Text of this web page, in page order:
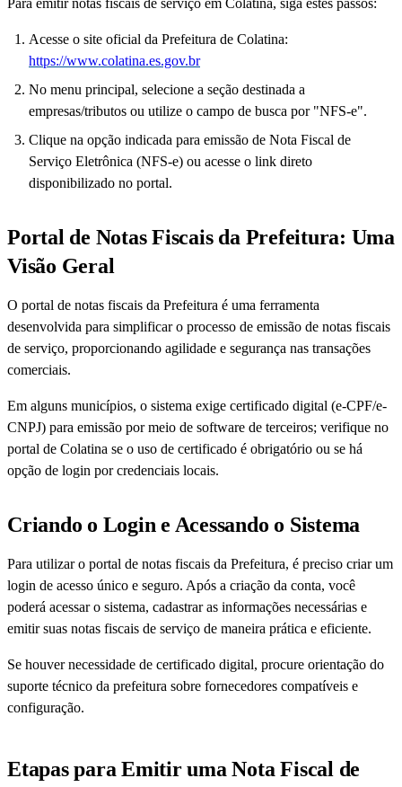
Para emitir notas fiscais de serviço em Colatina, siga estes passos:
Acesse o site oficial da Prefeitura de Colatina:
https://www.colatina.es.gov.br
No menu principal, selecione a seção destinada a
empresas/tributos ou utilize o campo de busca por "NFS-e".
Clique na opção indicada para emissão de Nota Fiscal de
Serviço Eletrônica (NFS-e) ou acesse o link direto
disponibilizado no portal.
Portal de Notas Fiscais da Prefeitura: Uma
Visão Geral
O portal de notas fiscais da Prefeitura é uma ferramenta
desenvolvida para simplificar o processo de emissão de notas fiscais
de serviço, proporcionando agilidade e segurança nas transações
comerciais.
Em alguns municípios, o sistema exige certificado digital (e-CPF/e-
CNPJ) para emissão por meio de software de terceiros; verifique no
portal de Colatina se o uso de certificado é obrigatório ou se há
opção de login por credenciais locais.
Criando o Login e Acessando o Sistema
Para utilizar o portal de notas fiscais da Prefeitura, é preciso criar um
login de acesso único e seguro. Após a criação da conta, você
poderá acessar o sistema, cadastrar as informações necessárias e
emitir suas notas fiscais de serviço de maneira prática e eficiente.
Se houver necessidade de certificado digital, procure orientação do
suporte técnico da prefeitura sobre fornecedores compatíveis e
configuração.
Etapas para Emitir uma Nota Fiscal de